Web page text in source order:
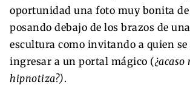
oportunidad una foto muy bonita
posando debajo de los brazos de
escultura como invitando a quien se
ingresar a un portal mágico (¿acaso
hipnotiza?).